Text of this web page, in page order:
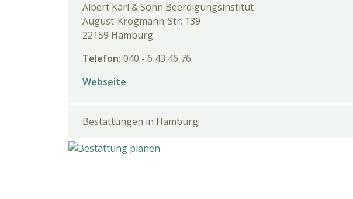
Albert Karl & Sohn Beerdigungsinstitut
August-Krogmann-Str. 139
22159 Hamburg
Telefon: 040 - 6 43 46 76
Webseite
Bestattungen in Hamburg